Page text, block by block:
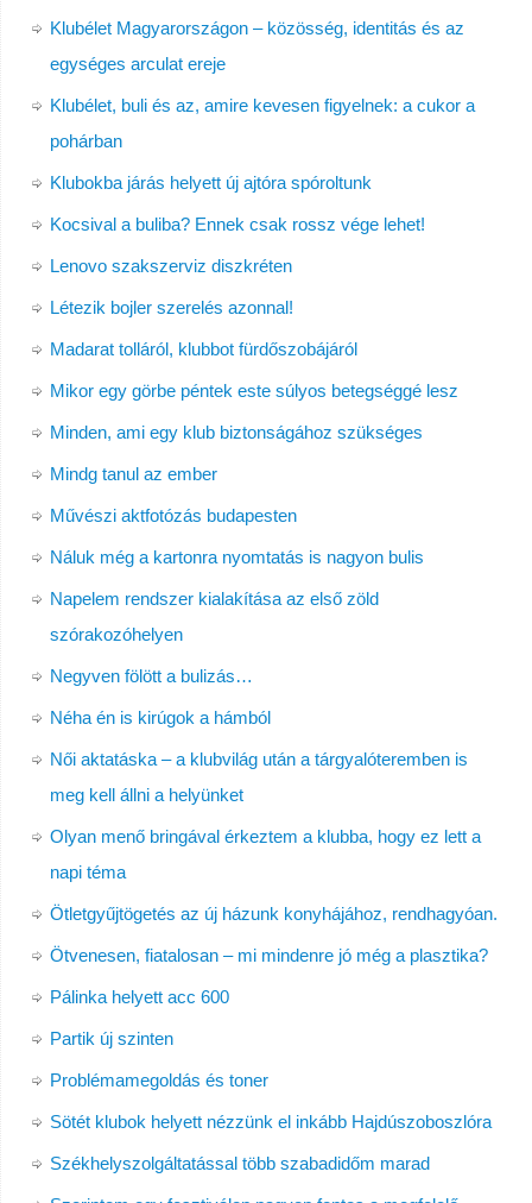
Klubélet Magyarországon – közösség, identitás és az
egységes arculat ereje
Klubélet, buli és az, amire kevesen figyelnek: a cukor a
pohárban
Klubokba járás helyett új ajtóra spóroltunk
Kocsival a buliba? Ennek csak rossz vége lehet!
Lenovo szakszerviz diszkréten
Létezik bojler szerelés azonnal!
Madarat tolláról, klubbot fürdőszobájáról
Mikor egy görbe péntek este súlyos betegséggé lesz
Minden, ami egy klub biztonságához szükséges
Mindg tanul az ember
Művészi aktfotózás budapesten
Náluk még a kartonra nyomtatás is nagyon bulis
Napelem rendszer kialakítása az első zöld
szórakozóhelyen
Negyven fölött a bulizás…
Néha én is kirúgok a hámból
Női aktatáska – a klubvilág után a tárgyalóteremben is
meg kell állni a helyünket
Olyan menő bringával érkeztem a klubba, hogy ez lett a
napi téma
Ötletgyűjtögetés az új házunk konyhájához, rendhagyóan.
Ötvenesen, fiatalosan – mi mindenre jó még a plasztika?
Pálinka helyett acc 600
Partik új szinten
Problémamegoldás és toner
Sötét klubok helyett nézzünk el inkább Hajdúszoboszlóra
Székhelyszolgáltatással több szabadidőm marad